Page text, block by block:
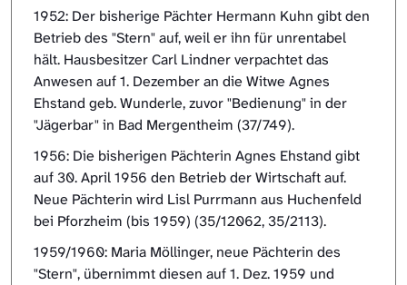
1952: Der bisherige Pächter Hermann Kuhn gibt den
Betrieb des "Stern" auf, weil er ihn für unrentabel
hält. Hausbesitzer Carl Lindner verpachtet das
Anwesen auf 1. Dezember an die Witwe Agnes
Ehstand geb. Wunderle, zuvor "Bedienung" in der
"Jägerbar" in Bad Mergentheim (37/749).
1956: Die bisherigen Pächterin Agnes Ehstand gibt
auf 30. April 1956 den Betrieb der Wirtschaft auf.
Neue Pächterin wird Lisl Purrmann aus Huchenfeld
bei Pforzheim (bis 1959) (35/12062, 35/2113).
1959/1960: Maria Möllinger, neue Pächterin des
"Stern", übernimmt diesen auf 1. Dez. 1959 und